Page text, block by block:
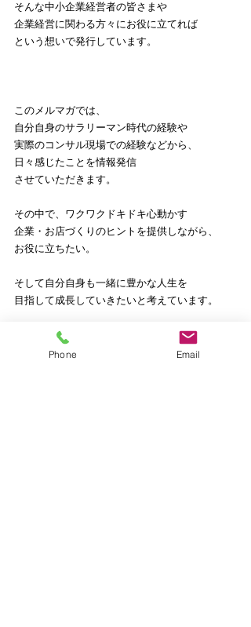
そんな中小企業経営者の皆さまや
企業経営に関わる方々にお役に立てれば
という想いで発行しています。
このメルマガでは、
自分自身のサラリーマン時代の経験や
実際のコンサル現場での経験などから、
日々感じたことを情報発信
させていただきます。
その中で、ワクワクドキドキ心動かす
企業・お店づくりのヒントを提供しながら、
お役に立ちたい。
そして自分自身も一緒に豊かな人生を
目指して成長していきたいと考えています。
メルマガへの想い詳細はこちら
https://www.felizes.biz/mailmagazine
Phone Email